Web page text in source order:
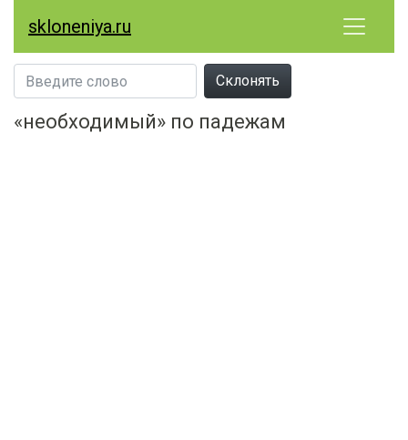
skloneniya.ru
Склонять
«необходимый» по падежам